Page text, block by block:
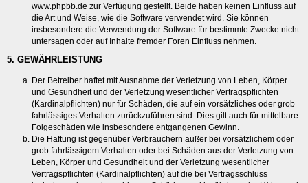
www.phpbb.de zur Verfügung gestellt. Beide haben keinen Einfluss auf
die Art und Weise, wie die Software verwendet wird. Sie können
insbesondere die Verwendung der Software für bestimmte Zwecke nicht
untersagen oder auf Inhalte fremder Foren Einfluss nehmen.
5. GEWÄHRLEISTUNG
Der Betreiber haftet mit Ausnahme der Verletzung von Leben, Körper
und Gesundheit und der Verletzung wesentlicher Vertragspflichten
(Kardinalpflichten) nur für Schäden, die auf ein vorsätzliches oder grob
fahrlässiges Verhalten zurückzuführen sind. Dies gilt auch für mittelbare
Folgeschäden wie insbesondere entgangenen Gewinn.
Die Haftung ist gegenüber Verbrauchern außer bei vorsätzlichem oder
grob fahrlässigem Verhalten oder bei Schäden aus der Verletzung von
Leben, Körper und Gesundheit und der Verletzung wesentlicher
Vertragspflichten (Kardinalpflichten) auf die bei Vertragsschluss